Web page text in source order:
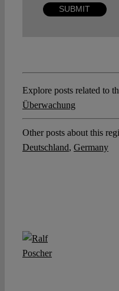
Explore posts related to
Überwachung
Other posts about this
Deutschland, Germany